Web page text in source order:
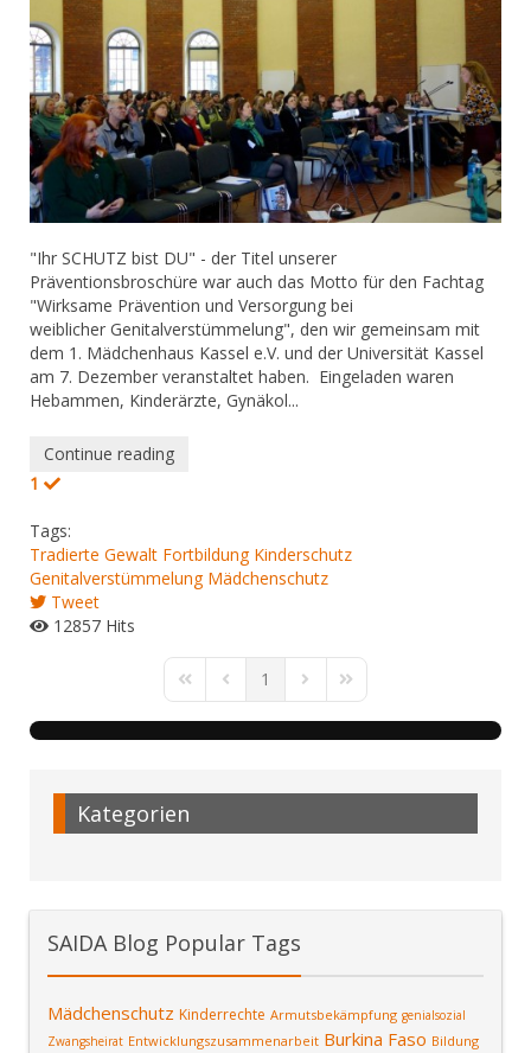
​"Ihr SCHUTZ bist DU" - der Titel unserer
Präventionsbroschüre war auch das Motto für den Fachtag
"Wirksame Prävention und Versorgung bei
weiblicher Genitalverstümmelung", den wir gemeinsam mit
dem 1. Mädchenhaus Kassel e.V. und der Universität Kassel
am 7. Dezember veranstaltet haben. Eingeladen waren
Hebammen, Kinderärzte, Gynäkol...
Continue reading
1
Tags:
Tradierte Gewalt Fortbildung Kinderschutz
Genitalverstümmelung Mädchenschutz
Tweet
12857 Hits
First PagePrevious Page
1 Next PageLast Page
Kategorien
SAIDA Blog Popular Tags
Mädchenschutz Kinderrechte Armutsbekämpfung genialsozial
Zwangsheirat Entwicklungszusammenarbeit Burkina Faso Bildung